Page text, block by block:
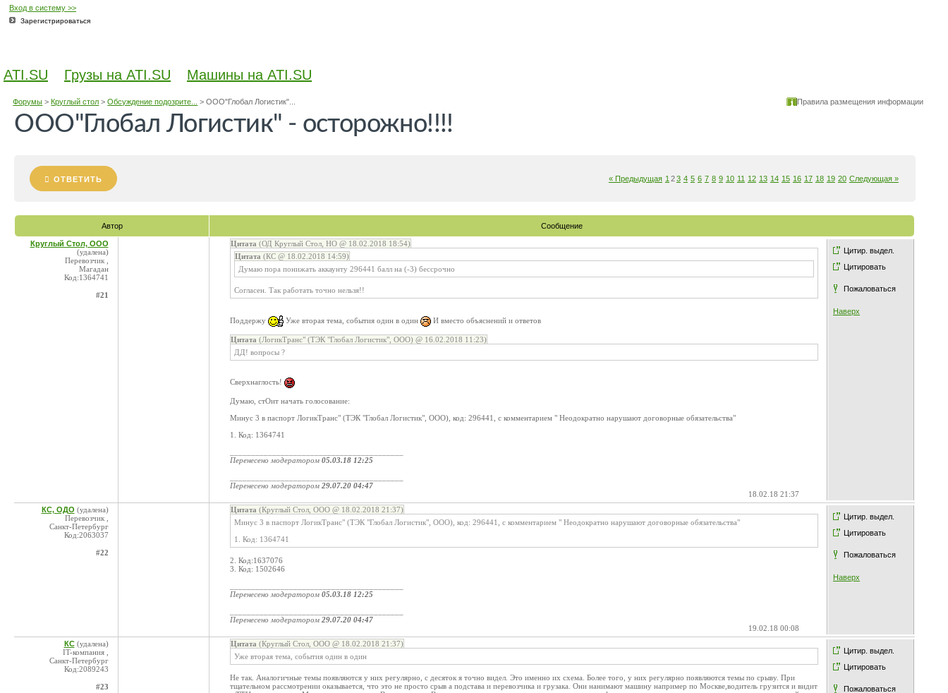
Вход в систему >>
Зарегистрироваться
ATI.SU Грузы на ATI.SU Машины на ATI.SU
Форумы >Круглый стол >Обсуждение подозрите... >ООО"Глобал Логистик"... Правила размещения информации
ООО"Глобал Логистик" - осторожно!!!!
ОТВЕТИТЬ « Предыдущая 1 23 4 5 6 7 8 9 10 11 12 13 14 15 16 17 18 19 20 Следующая »
Автор Сообщение
Цитир. выдел.
Цитировать
Пожаловаться
Наверх
Круглый Стол, ООО
(удалена)
Перевозчик ,
Магадан
Код:1364741
#21
Цитата (ОД Круглый Стол, НО @ 18.02.2018 18:54)
Цитата (КС @ 18.02.2018 14:59)
Думаю пора понижать аккаунту 296441 балл на (-3) бессрочно
Согласен. Так работать точно нельзя!!
Поддержу Уже вторая тема, события один в один И вместо объяснений и ответов
Цитата (ЛогикТранс" (ТЭК "Глобал Логистик", ООО) @ 16.02.2018 11:23)
ДД! вопросы ?
Сверхнаглость!
Думаю, стОит начать голосование:
Минус 3 в паспорт ЛогикТранс" (ТЭК "Глобал Логистик", ООО), код: 296441, с комментарием " Неодократно нарушают договорные обязательства"
1. Код: 1364741
Перенесено модератором 05.03.18 12:25
Перенесено модератором 29.07.20 04:47
18.02.18 21:37
Цитир. выдел.
Цитировать
Пожаловаться
Наверх
КС, ОДО (удалена)
Перевозчик ,
Санкт-Петербург
Код:2063037
#22
Цитата (Круглый Стол, ООО @ 18.02.2018 21:37)
Минус 3 в паспорт ЛогикТранс" (ТЭК "Глобал Логистик", ООО), код: 296441, с комментарием " Неодократно нарушают договорные обязательства"
1. Код: 1364741
2. Код:1637076
3. Код: 1502646
Перенесено модератором 05.03.18 12:25
Перенесено модератором 29.07.20 04:47
19.02.18 00:08
Цитир. выдел.
Цитировать
Пожаловаться
КС (удалена)
IT-компания ,
Санкт-Петербург
Код:2089243
#23
Цитата (Круглый Стол, ООО @ 18.02.2018 21:37)
Уже вторая тема, события один в один
Не так. Аналогичные темы появляются у них регулярно, с десяток я точно видел. Это именно их схема. Более того, у них регулярно появляются темы по срыву. При
тщательном рассмотрении оказывается, что это не просто срыв а подстава и перевозчика и грузака. Они нанимают машину например по Москве,водитель грузится и видит